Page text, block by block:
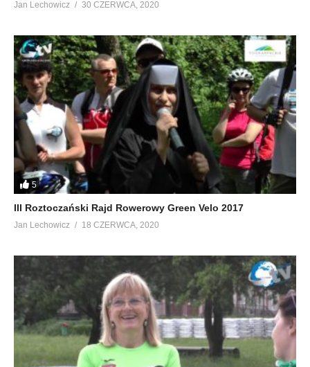
Jan Lechowicz 30 CZERWCA, 2020
5
III Roztoczański Rajd Rowerowy Green Velo 2017
Jan Lechowicz 18 CZERWCA, 2020